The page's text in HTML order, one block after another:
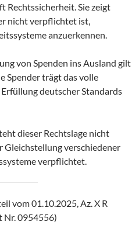
Rechtssicherheit. Sie zeigt
nicht verpflichtet ist,
anzuerkennen.
von Spenden ins Ausland gilt
Spender trägt das volle
deutscher Standards
dieser Rechtslage nicht
Gleichstellung verschiedener
verpflichtet.
vom 01.10.2025, Az. X R
Nr. 0954556)